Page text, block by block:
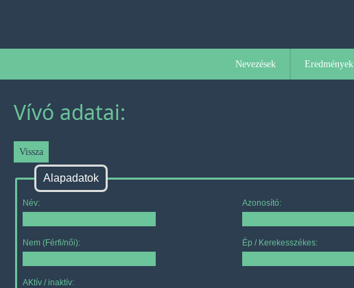
Nevezések Eredmények
Vívó adatai:
Alapadatok
Név: Azonosító:
Nem (Férfi/női): Ép / Kerekesszékes:
AKtív / inaktív: